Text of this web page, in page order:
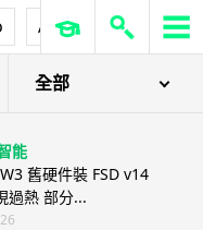
AirPods Pro 3
全部
能
舊硬件裝 FSD v14
過熱 部分...